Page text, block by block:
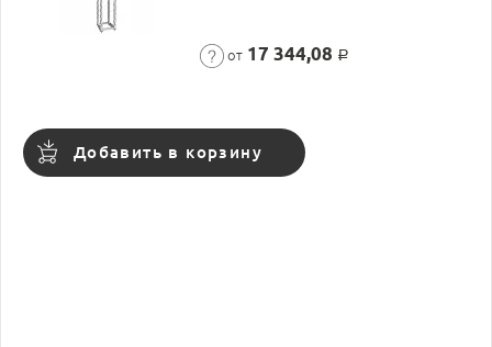
от 17 344,08 Р
Добавить в корзину